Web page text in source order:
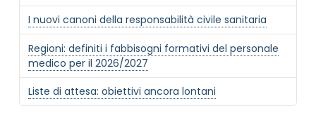
I nuovi canoni della responsabilità civile sanitaria
Regioni: definiti i fabbisogni formativi del personale
medico per il 2026/2027
Liste di attesa: obiettivi ancora lontani